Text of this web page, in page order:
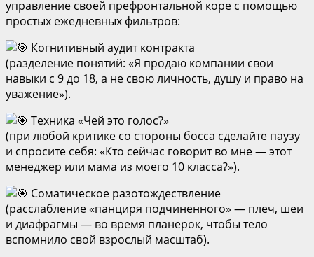
управление своей префронтальной коре с помощью
простых ежедневных фильтров:
Когнитивный аудит контракта
(разделение понятий: «Я продаю компании свои
навыки с 9 до 18, а не свою личность, душу и право на
уважение»).
Техника «Чей это голос?»
(при любой критике со стороны босса сделайте паузу
и спросите себя: «Кто сейчас говорит во мне — этот
менеджер или мама из моего 10 класса?»).
Соматическое разотождествление
(расслабление «панциря подчиненного» — плеч, шеи
и диафрагмы — во время планерок, чтобы тело
вспомнило свой взрослый масштаб).